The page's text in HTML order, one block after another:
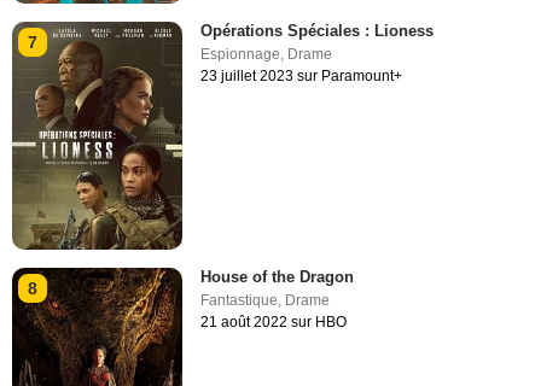
7
Opérations Spéciales : Lioness
Espionnage, Drame
23 juillet 2023 sur Paramount+
8
House of the Dragon
Fantastique Drame
21 août 2022 sur HBO